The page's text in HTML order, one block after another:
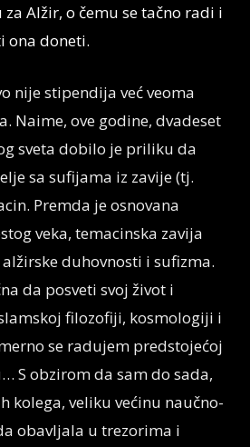
Alžir, o čemu se tačno radi i
ona doneti.
nije stipendija već veoma
Naime, ove godine, dvadeset
sveta dobilo je priliku da
sa sufijama iz zavije (tj.
Premda je osnovana
veka, temacinska zavija
duhovnosti i sufizma.
da posveti svoj život i
filozofiji, kosmologiji i
se radujem predstojećoj
S obzirom da sam do sada,
kolega, veliku većinu naučno-
obavljala u trezorima i